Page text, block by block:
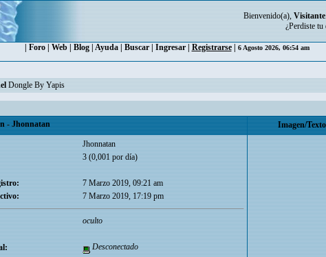
Bienvenido(a), Visitante
¿Perdiste tu
Foro| Web| Blog| Ayuda| Buscar| Ingresar| Registrarse| 6 Agosto 2026, 06:54 am
Dongle By Yapis
- Jhonnatan
Imagen/Texto
Jhonnatan
3 (0,001 por día)
7 Marzo 2019, 09:21 am
7 Marzo 2019, 17:19 pm
oculto
Desconectado